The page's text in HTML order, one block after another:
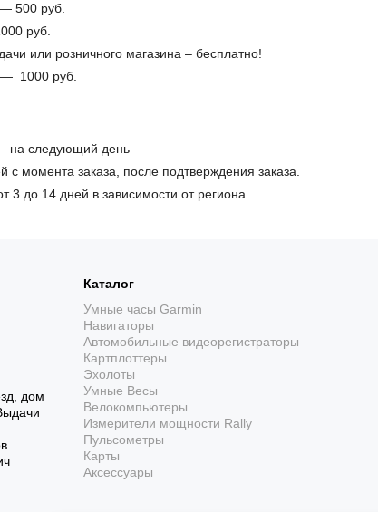
500 руб.
руб.
или розничного магазина – бесплатно!
1000 руб.
– на следующий день
с момента заказа, после подтверждения заказа.
3 до 14 дней в зависимости от региона
дом
Каталог
Умные часы Garmin
Навигаторы
Автомобильные видеорегистраторы
Картплоттеры
Эхолоты
Умные Весы
Велокомпьютеры
Измерители мощности Rally
Пульсометры
Карты
Аксессуары